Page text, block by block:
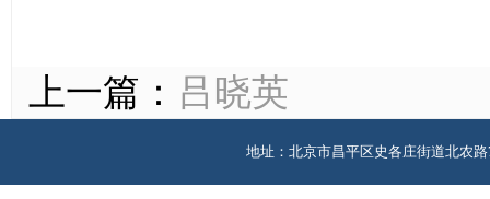
上一篇： 吕晓英
地址：北京市昌平区史各庄街道北农路